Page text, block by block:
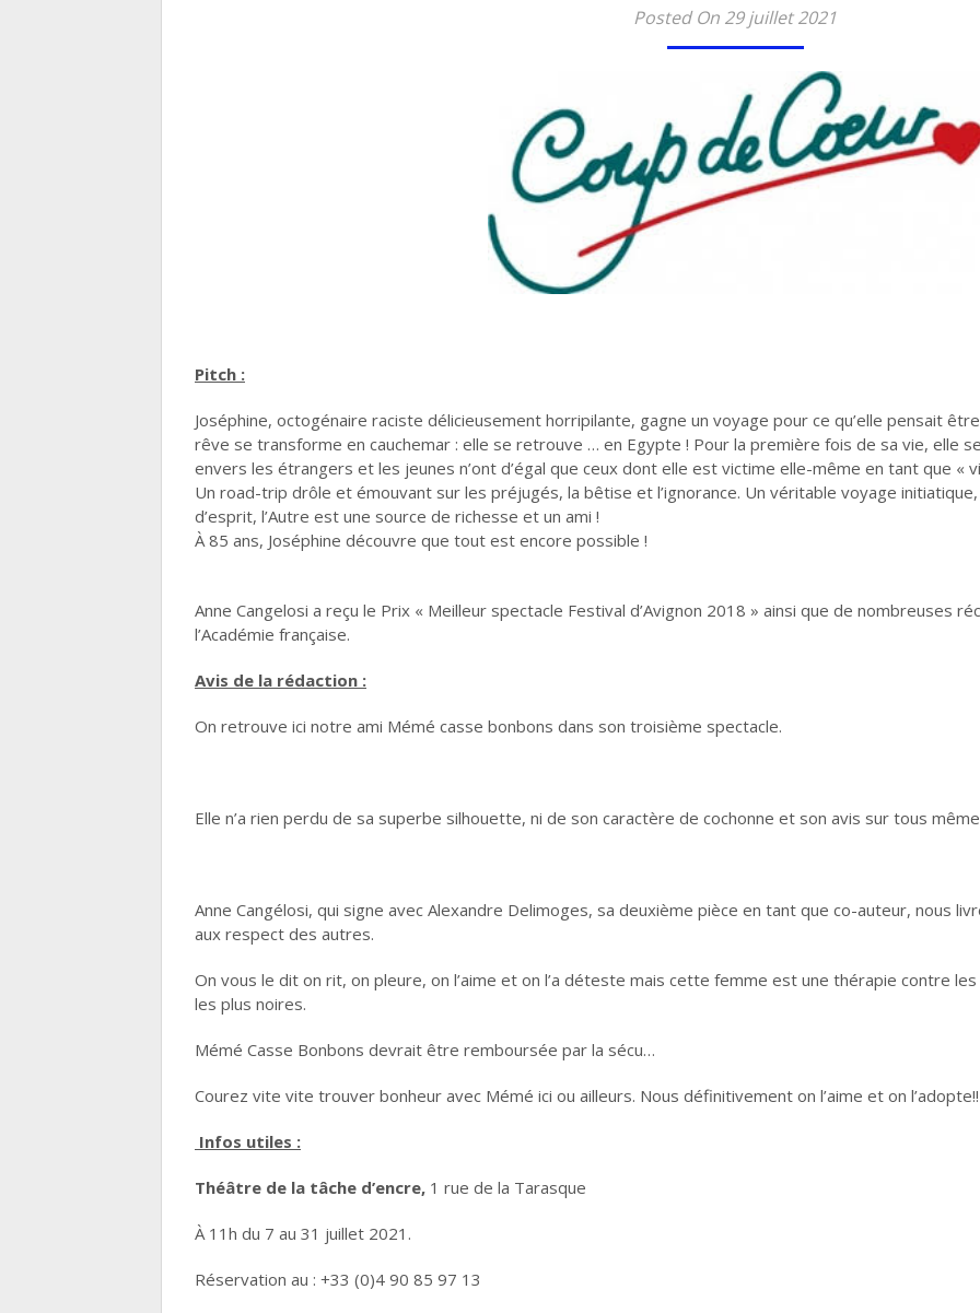
Posted On 29 juillet 2021
Pitch :
Joséphine, octogénaire raciste délicieusement horripilante, gagne un voyage pour ce qu’elle pensait
rêve se transforme en cauchemar : elle se retrouve … en Egypte ! Pour la première fois de sa vie, elle
envers les étrangers et les jeunes n’ont d’égal que ceux dont elle est victime elle-même en tant que «
Un road-trip drôle et émouvant sur les préjugés, la bêtise et l’ignorance. Un véritable voyage initiatique,
d’esprit, l’Autre est une source de richesse et un ami !
À 85 ans, Joséphine découvre que tout est encore possible !
Anne Cangelosi a reçu le Prix « Meilleur spectacle Festival d’Avignon 2018 » ainsi que de nombreuses
l’Académie française.
Avis de la rédaction :
On retrouve ici notre ami Mémé casse bonbons dans son troisième spectacle.
Elle n’a rien perdu de sa superbe silhouette, ni de son caractère de cochonne et son avis sur tous
Anne Cangélosi, qui signe avec Alexandre Delimoges, sa deuxième pièce en tant que co-auteur, nous
aux respect des autres.
On vous le dit on rit, on pleure, on l’aime et on l’a déteste mais cette femme est une thérapie contre
les plus noires.
Mémé Casse Bonbons devrait être remboursée par la sécu…
Courez vite vite trouver bonheur avec Mémé ici ou ailleurs. Nous définitivement on l’aime et on l’adopte!!
Infos utiles :
Théâtre de la tâche d’encre, 1 rue de la Tarasque
À 11h du 7 au 31 juillet 2021.
Réservation au : +33 (0)4 90 85 97 13